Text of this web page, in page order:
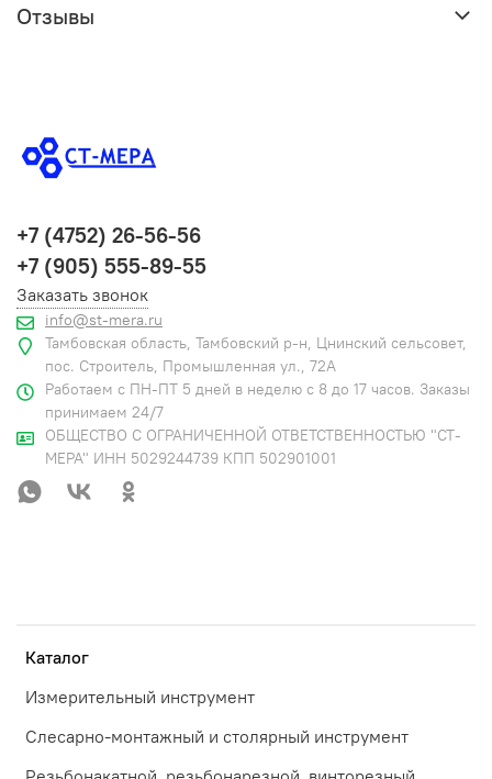
Отзывы
Каталог
Измерительный инструмент
Слесарно-монтажный и столярный инструмент
+7 (4752) 26-56-56
+7 (905) 555-89-55
Заказать звонок
info@st-mera.ru
Тамбовская область, Тамбовский р-н, Цнинский сельсовет,
пос. Строитель, Промышленная ул., 72А
Работаем с ПН-ПТ 5 дней в неделю с 8 до 17 часов. Заказы
принимаем 24/7
ОБЩЕСТВО С ОГРАНИЧЕННОЙ ОТВЕТСТВЕННОСТЬЮ "СТ-
МЕРА" ИНН 5029244739 КПП 502901001